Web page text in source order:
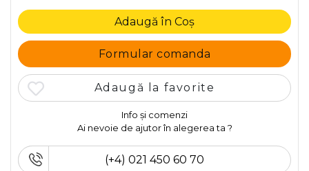
Adaugă în Coș
Formular comanda
Adaugă la favorite
Info și comenzi
Ai nevoie de ajutor în alegerea ta ?
(+4) 021 450 60 70